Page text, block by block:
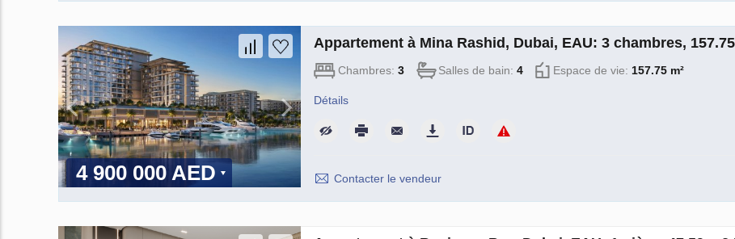
4 900 000 AED
Appartement à Mina Rashid, Dubai, EAU: 3 chambres,
Chambres: 3 Salles de bain: 4 Espace de vie: 157.75 m²
Détails
Contacter le vendeur